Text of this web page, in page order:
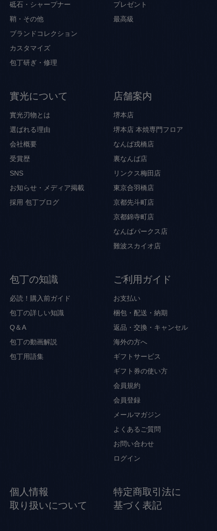
砥石・シャープナー
鞘・その他
ブランドコレクション
カスタマイズ
包丁研ぎ・修理
プレゼント
最高級
實光について
實光刃物とは
選ばれる理由
会社概要
受賞歴
SNS
お知らせ・メディア掲載
採用 包丁ブログ
店舗案内
堺本店
堺本店 本焼専門フロア
なんば戎橋店
裏なんば店
リンクス梅田店
東京合羽橋店
京都先斗町店
京都錦寺町店
なんばパークス店
難波スカイオ店
包丁の知識
必読！購入前ガイド
包丁の詳しい知識
Q＆A
包丁の動画解説
包丁用語集
ご利用ガイド
お支払い
梱包・配送・納期
返品・交換・キャンセル
海外の方へ
ギフトサービス
ギフト券の使い方
会員規約
会員登録
メールマガジン
よくあるご質問
お問い合わせ
ログイン
個人情報
取り扱いについて
特定商取引法に
基づく表記